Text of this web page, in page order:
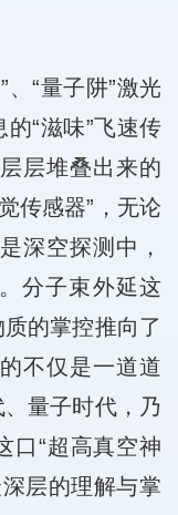
、“量子阱”激光
“滋味”飞速传
层堆叠出来的
传感器”，无论
深空探测中，
分子束外延这
的掌控推向了
不仅是一道道
量子时代，乃
口“超高真空神
层的理解与掌